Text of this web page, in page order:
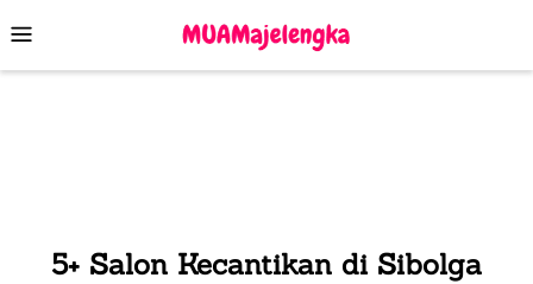
to
contentMenu
5+ Salon Kecantikan di Sibolga